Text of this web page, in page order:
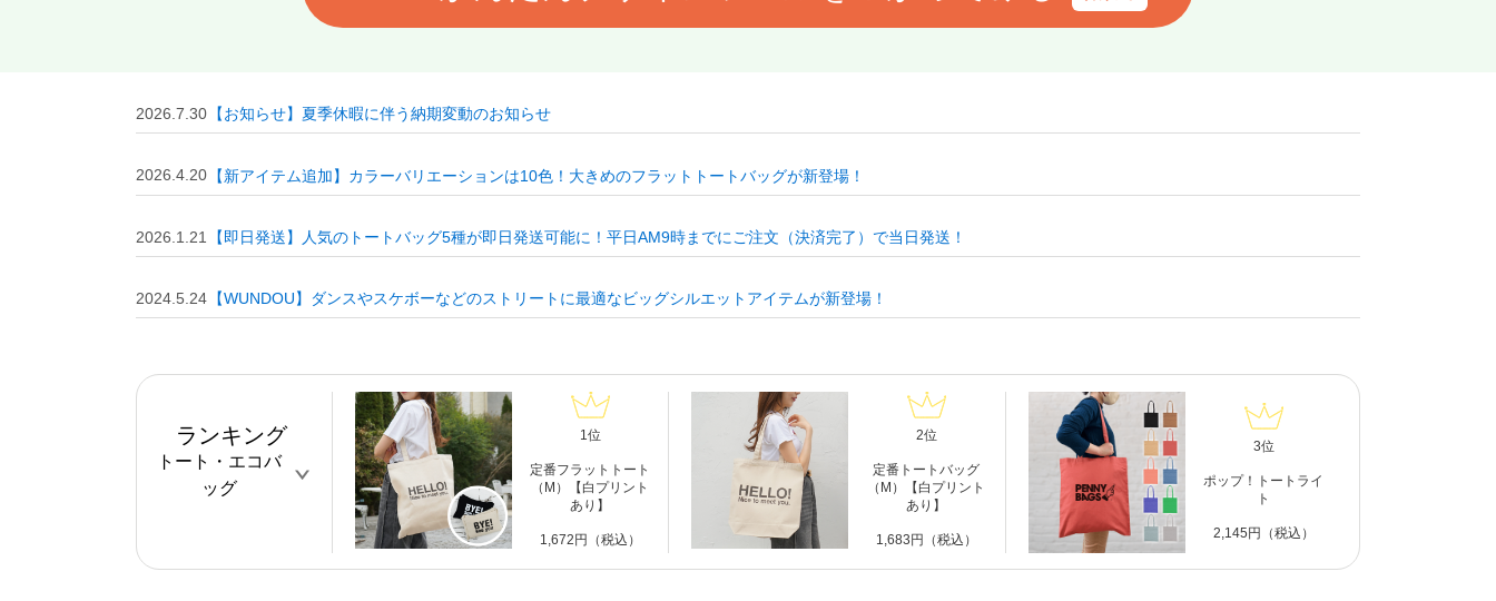
2026.7.30 【お知らせ】夏季休暇に伴う納期変動のお知らせ
2026.4.20 【新アイテム追加】カラーバリエーションは10色！大きめのフラットトートバッグが新登場！
2026.1.21 【即日発送】人気のトートバッグ5種が即日発送可能に！平日AM9時までにご注文（決済完了）で当日発送！
2024.5.24 【WUNDOU】ダンスやスケボーなどのストリートに最適なビッグシルエットアイテムが新登場！
ランキング
トート・エコバ
ッグ
1位
定番フラットトート
（M）【白プリント
あり】
1,672円（税込）
2位
定番トートバッグ
（M）【白プリント
あり】
1,683円（税込）
3位
ポップ！トートライ
ト
2,145円（税込）